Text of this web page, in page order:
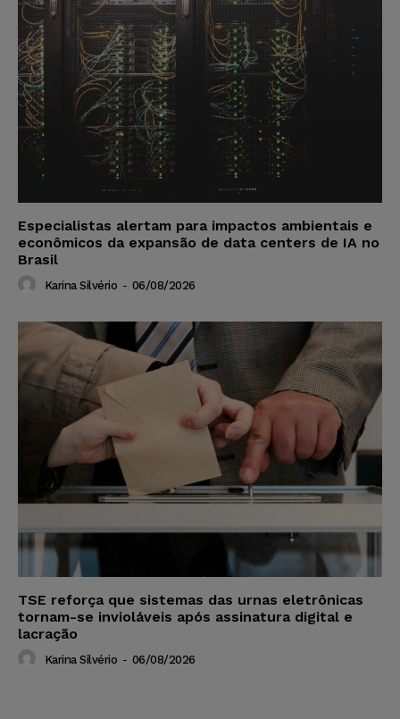
Especialistas alertam para impactos ambientais e
econômicos da expansão de data centers de IA no
Brasil
Karina Silvério - 06/08/2026
TSE reforça que sistemas das urnas eletrônicas
tornam-se invioláveis após assinatura digital e
lacração
Karina Silvério - 06/08/2026